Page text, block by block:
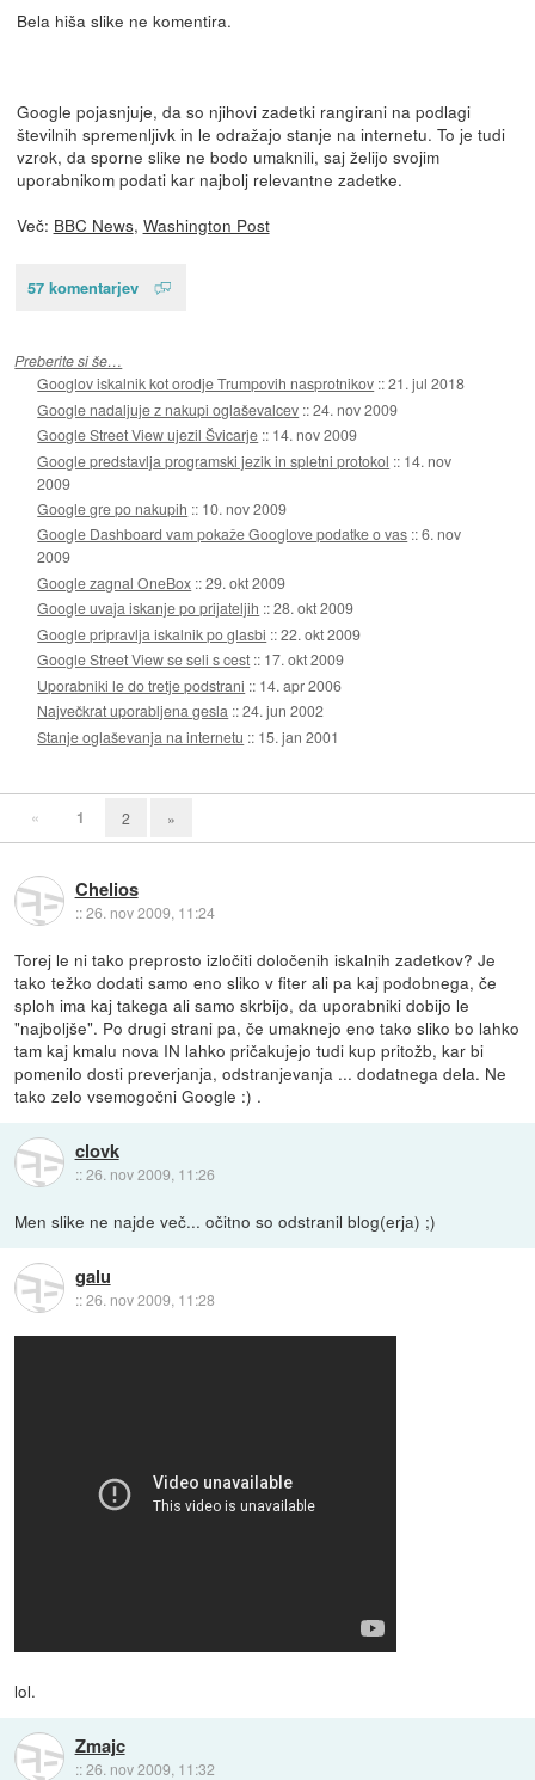
Bela hiša slike ne komentira.
Google pojasnjuje, da so njihovi zadetki rangirani na podlagi
številnih spremenljivk in le odražajo stanje na internetu. To je tudi
vzrok, da sporne slike ne bodo umaknili, saj želijo svojim
uporabnikom podati kar najbolj relevantne zadetke.
Več: BBC News, Washington Post
57 komentarjev
Preberite si še…
Googlov iskalnik kot orodje Trumpovih nasprotnikov ::21. jul 2018
Google nadaljuje z nakupi oglaševalcev ::24. nov 2009
Google Street View ujezil Švicarje :: 14. nov 2009
Google predstavlja programski jezik in spletni protokol :: 14. nov
2009
Google gre po nakupih :: 10. nov 2009
Google Dashboard vam pokaže Googlove podatke o vas ::6. nov
2009
Google zagnal OneBox ::29. okt 2009
Google uvaja iskanje po prijateljih ::28. okt 2009
Google pripravlja iskalnik po glasbi ::22. okt 2009
Google Street View se seli s cest :: 17. okt 2009
Uporabniki le do tretje podstrani :: 14. apr 2006
Največkrat uporabljena gesla ::24. jun 2002
Stanje oglaševanja na internetu :: 15. jan 2001
« 1 2 »
Chelios
::26. nov 2009, 11:24
Torej le ni tako preprosto izločiti določenih iskalnih zadetkov? Je
tako težko dodati samo eno sliko v fiter ali pa kaj podobnega, če
sploh ima kaj takega ali samo skrbijo, da uporabniki dobijo le
"najboljše". Po drugi strani pa, če umaknejo eno tako sliko bo lahko
tam kaj kmalu nova IN lahko pričakujejo tudi kup pritožb, kar bi
pomenilo dosti preverjanja, odstranjevanja ... dodatnega dela. Ne
tako zelo vsemogočni Google :) .
clovk
::26. nov 2009, 11:26
Men slike ne najde več... očitno so odstranil blog(erja) ;)
galu
::26. nov 2009, 11:28
lol.
Zmajc
::26. nov 2009, 11:32